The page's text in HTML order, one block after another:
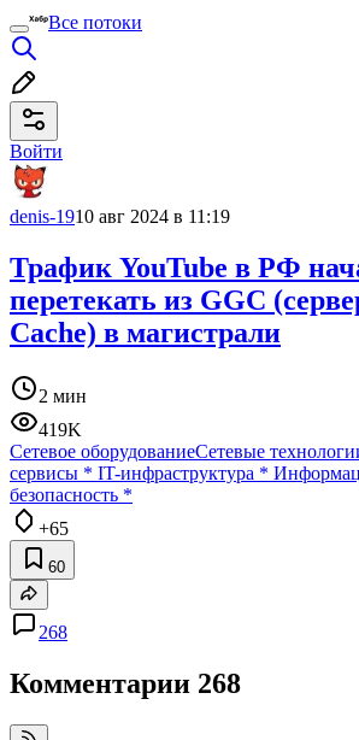
Все потоки
Войти
denis-1910 авг 2024 в 11:19
Трафик YouTube в РФ
перетекать из GGC
Cache) в магистрали
2 мин
419K
Сетевое оборудованиеСетевые
сервисы * IT-инфраструктура *
безопасность *
+65
60
268
Комментарии 268